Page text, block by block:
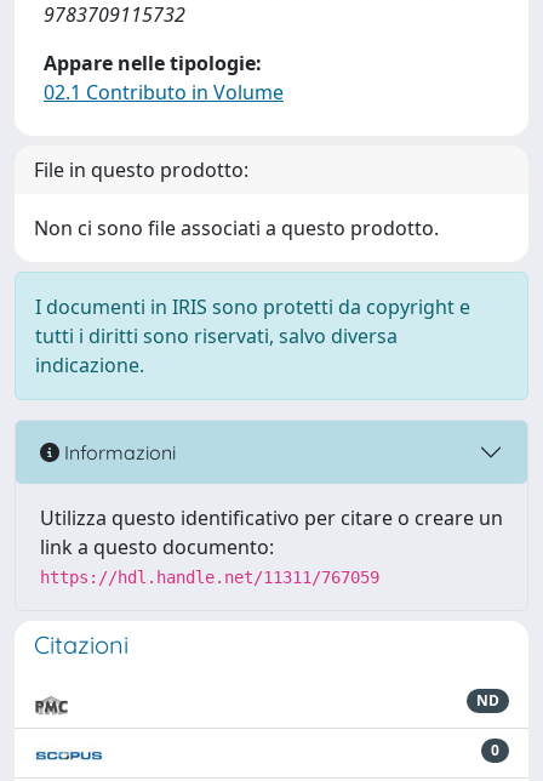
9783709115732
Appare nelle tipologie:
02.1 Contributo in Volume
File in questo prodotto:
Non ci sono file associati a questo prodotto.
I documenti in IRIS sono protetti da copyright e
tutti i diritti sono riservati, salvo diversa
indicazione.
Informazioni
Utilizza questo identificativo per citare o creare un
link a questo documento:
https://hdl.handle.net/11311/767059
Citazioni
ND
0